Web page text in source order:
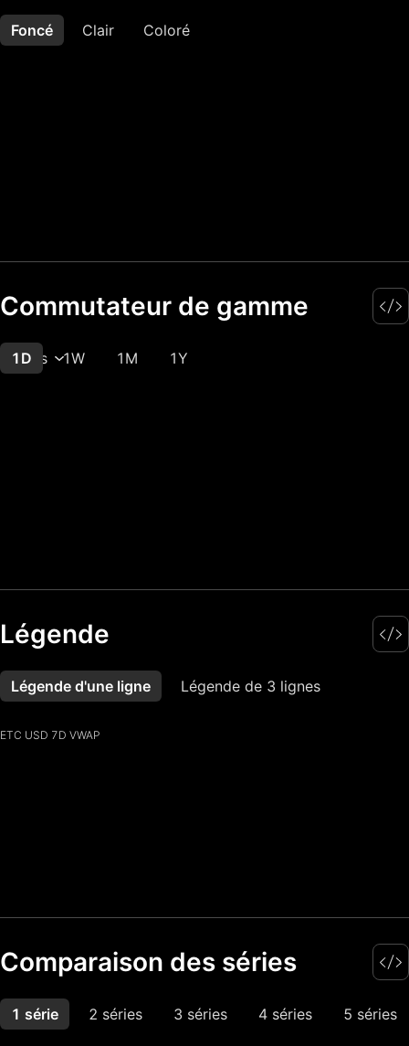
Foncé Clair Coloré
Plus
Commutateur de gamme
1D 1W 1M 1Y
Plus
Légende
Légende d'une ligne Légende de 3 lignes
Plus
ETC USD 7D VWAP
Comparaison des séries
1 série 2 séries 3 séries 4 séries 5 séries
Plus